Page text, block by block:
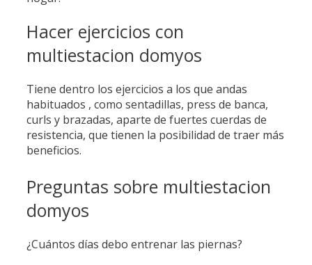
Hacer ejercicios con
multiestacion domyos
Tiene dentro los ejercicios a los que andas
habituados , como sentadillas, press de banca,
curls y brazadas, aparte de fuertes cuerdas de
resistencia, que tienen la posibilidad de traer más
beneficios.
Preguntas sobre multiestacion
domyos
¿Cuántos días debo entrenar las piernas?